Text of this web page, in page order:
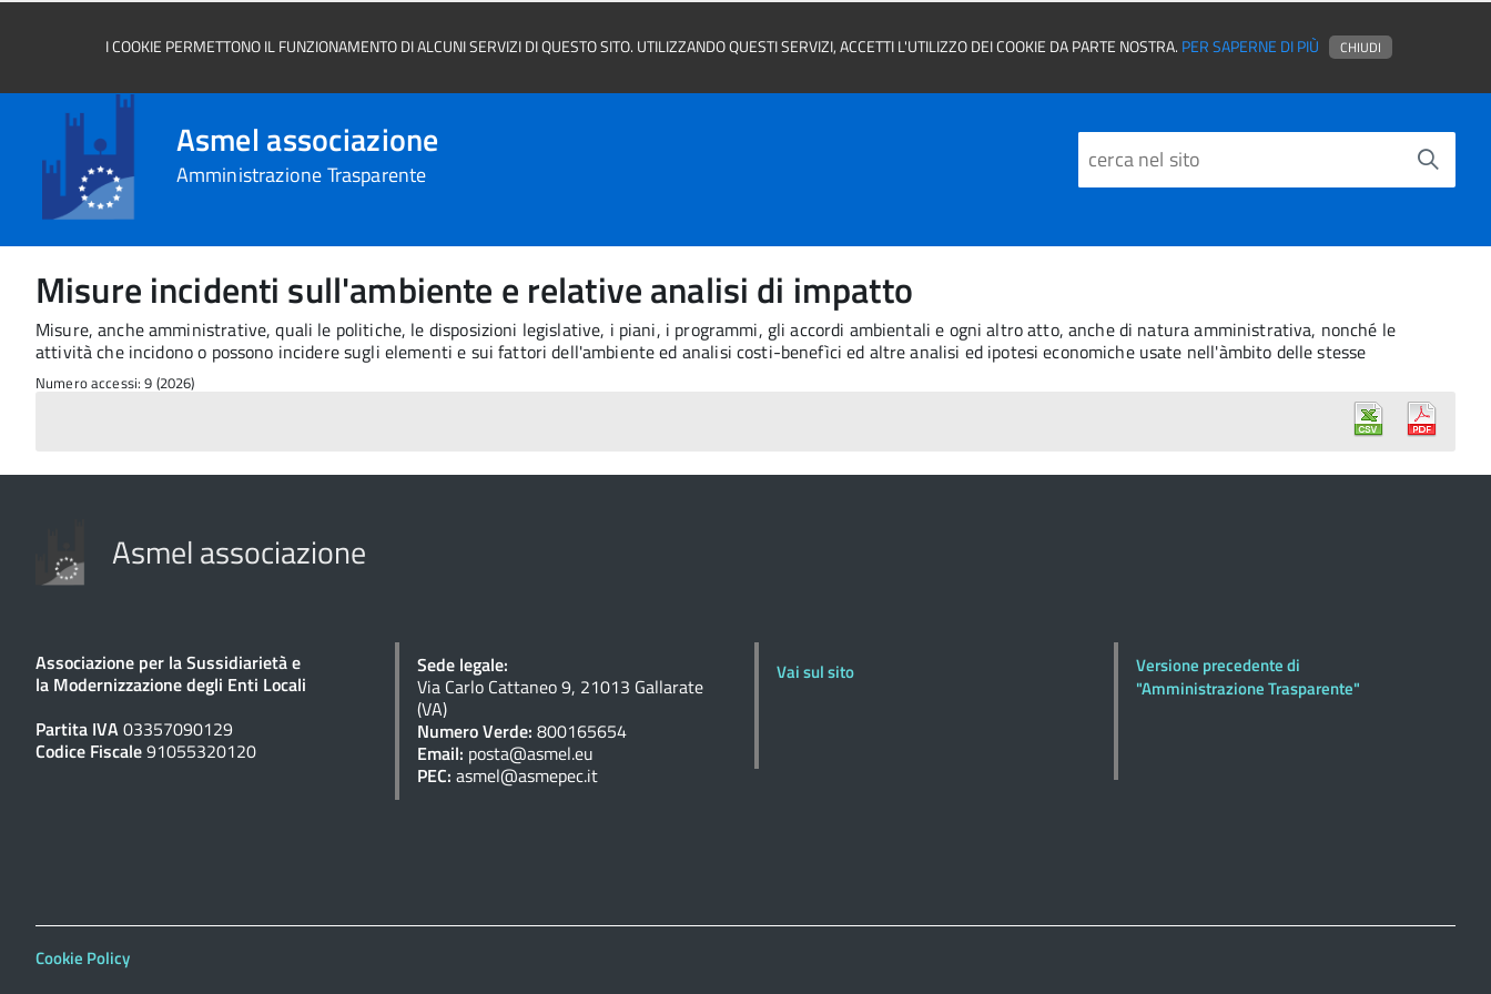
Asmel associazione
Amministrazione Trasparente
Misure incidenti sull'ambiente e relative analisi di impatto
Misure, anche amministrative, quali le politiche, le disposizioni legislative, i piani, i programmi, gli accordi ambientali e ogni altro atto, anche di natura amministrativa, nonché le
attività che incidono o possono incidere sugli elementi e sui fattori dell'ambiente ed analisi costi-benefìci ed altre analisi ed ipotesi economiche usate nell'àmbito delle stesse
Numero accessi: 9 (2026)
Asmel associazione
Associazione per la Sussidiarietà e
la Modernizzazione degli Enti Locali
Partita IVA03357090129
Codice Fiscale91055320120
Sede legale:
Via Carlo Cattaneo 9, 21013 Gallarate
(VA)
Numero Verde: 800165654
Email: posta@asmel.eu
PEC: asmel@asmepec.it
Vai sul sito
Versione precedente di
"Amministrazione Trasparente"
Cookie Policy
I COOKIE PERMETTONO IL FUNZIONAMENTO DI ALCUNI SERVIZI DI QUESTO SITO. UTILIZZANDO QUESTI SERVIZI, ACCETTI L'UTILIZZO DEI COOKIE DA PARTE NOSTRA. PER SAPERNE DI PIÙ CHIUDI